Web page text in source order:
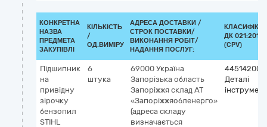
КОНКРЕТНА
НАЗВА
ПРЕДМЕТА
ЗАКУПІВЛІ
КІЛЬКІСТЬ
/
ОД.ВИМІРУ
АДРЕСА ДОСТАВКИ /
СТРОК ПОСТАВКИ/
ВИКОНАННЯ РОБІТ/
НАДАННЯ ПОСЛУГ:
ДК 021:2015
(CPV)
Підшипник
на
привідну
зірочку
бензопил
STIHL
6
штука
69000 Україна
Запорізька область
Запоріжжя склад АТ
«Запоріжжяобленерго»
(адреса складу
визначається
44514200-
Деталі